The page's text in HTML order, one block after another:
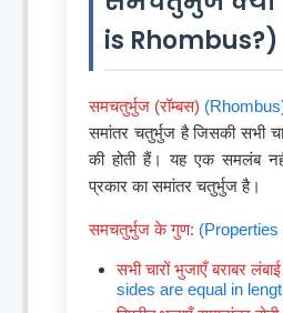
is Rhombus?)
समचतुर्भुज (रॉम्बस)
समांतर चतुर्भुज है जिसकी सभी
की होती हैं। यह एक समलंब
प्रकार का समांतर चतुर्भुज है।
समचतुर्भुज के गुण:
सभी चारों भुजाएँ बराबर लंबाई
sides are equal in